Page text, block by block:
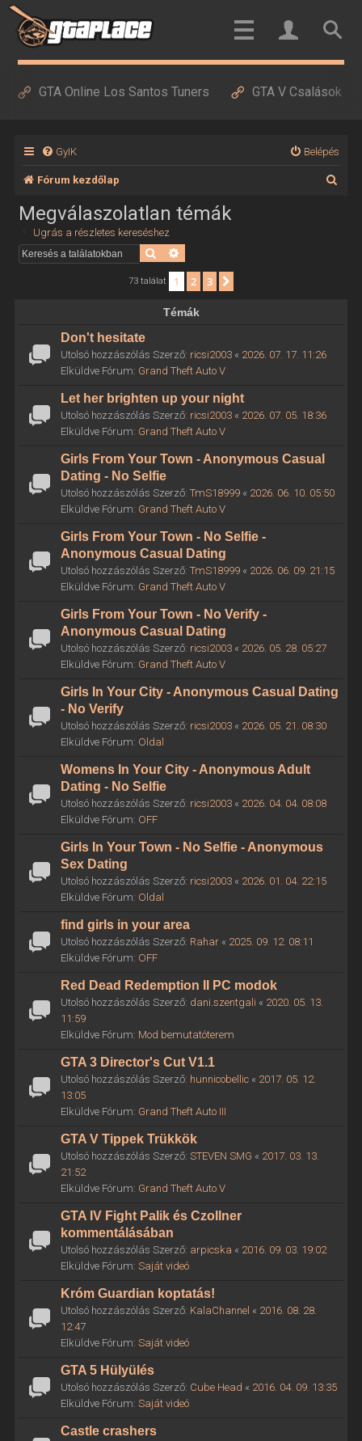
GTA Online Los Santos Tuners GTA V Csalások
GyIK Belépés
Fórum kezdőlap
Megválaszolatlan témák
Ugrás a részletes kereséshez
Keresés
73 találat 1 2 3
Témák
Don't hesitate
Utolsó hozzászólás Szerző: ricsi2003« 2026. 07. 17. 11:26
Elküldve Fórum: Grand Theft Auto V
Let her brighten up your night
Utolsó hozzászólás Szerző: ricsi2003« 2026. 07. 05. 18:36
Elküldve Fórum: Grand Theft Auto V
Girls From Your Town - Anonymous Casual
Dating - No Selfie
Utolsó hozzászólás Szerző: TmS18999« 2026. 06. 10. 05:50
Elküldve Fórum: Grand Theft Auto V
Girls From Your Town - No Selfie -
Anonymous Casual Dating
Utolsó hozzászólás Szerző: TmS18999« 2026. 06. 09. 21:15
Elküldve Fórum: Grand Theft Auto V
Girls From Your Town - No Verify -
Anonymous Casual Dating
Utolsó hozzászólás Szerző: ricsi2003« 2026. 05. 28. 05:27
Elküldve Fórum: Grand Theft Auto V
Girls In Your City - Anonymous Casual Dating
- No Verify
Utolsó hozzászólás Szerző: ricsi2003« 2026. 05. 21. 08:30
Elküldve Fórum: Oldal
Womens In Your City - Anonymous Adult
Dating - No Selfie
Utolsó hozzászólás Szerző: ricsi2003« 2026. 04. 04. 08:08
Elküldve Fórum: OFF
Girls In Your Town - No Selfie - Anonymous
Sex Dating
Utolsó hozzászólás Szerző: ricsi2003« 2026. 01. 04. 22:15
Elküldve Fórum: Oldal
find girls in your area
Utolsó hozzászólás Szerző: Rahar« 2025. 09. 12. 08:11
Elküldve Fórum: OFF
Red Dead Redemption II PC modok
Utolsó hozzászólás Szerző: dani.szentgali « 2020. 05. 13.
11:59
Elküldve Fórum: Mod bemutatóterem
GTA 3 Director's Cut V1.1
Utolsó hozzászólás Szerző: hunnicobellic« 2017. 05. 12.
13:05
Elküldve Fórum: Grand Theft Auto III
GTA V Tippek Trükkök
Utolsó hozzászólás Szerző: STEVEN SMG « 2017. 03. 13.
21:52
Elküldve Fórum: Grand Theft Auto V
GTA IV Fight Palik és Czollner
kommentálásában
Utolsó hozzászólás Szerző: arpicska « 2016. 09. 03. 19:02
Elküldve Fórum: Saját videó
Króm Guardian koptatás!
Utolsó hozzászólás Szerző: KalaChannel « 2016. 08. 28.
12:47
Elküldve Fórum: Saját videó
GTA 5 Hülyülés
Utolsó hozzászólás Szerző: Cube Head « 2016. 04. 09. 13:35
Elküldve Fórum: Saját videó
Castle crashers